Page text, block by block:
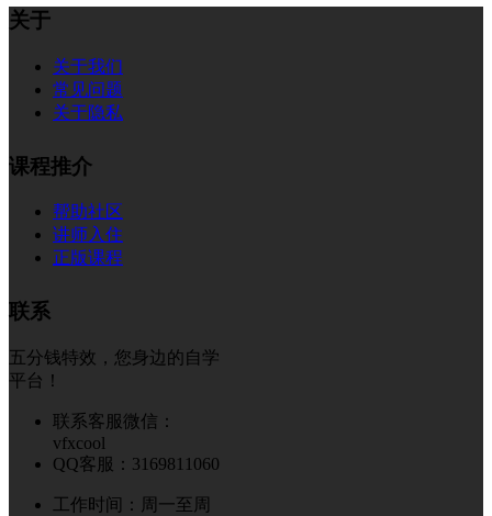
关于
关于我们
常见问题
关于隐私
课程推介
帮助社区
讲师入住
正版课程
联系
五分钱特效，您身边的自学
平台！
联系客服微信：
vfxcool
QQ客服：3169811060
工作时间：周一至周